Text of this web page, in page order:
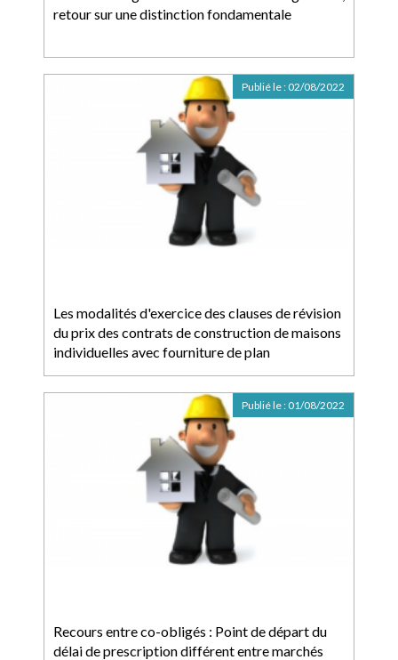
retour sur une distinction fondamentale
Les modalités d'exercice des clauses de révision
du prix des contrats de construction de maisons
individuelles avec fourniture de plan
Publié le : 02/08/2022
Recours entre co-obligés : Point de départ du
délai de prescription différent entre marchés
Publié le : 01/08/2022